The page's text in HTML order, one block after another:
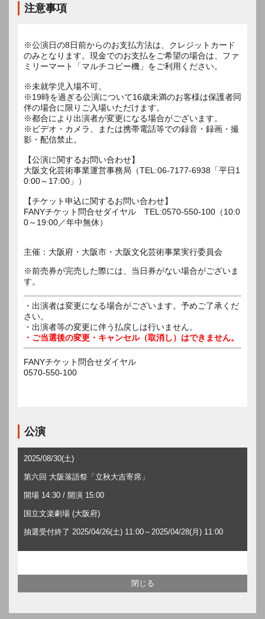
注意事項
※公演日の8日前からのお支払方法は、クレジットカード
のみとなります。現金でのお支払をご希望の場合は、ファ
ミリーマート「マルチコピー機」をご利用ください。
※未就学児入場不可。
※19時を過ぎる公演について16歳未満のお客様は保護者同
伴の場合に限りご入場いただけます。
※都合により出演者が変更になる場合がございます。
※ビデオ・カメラ、または携帯電話等での録音・録画・撮
影・配信禁止。
【公演に関するお問い合わせ】
大阪文化芸術事業運営事務局（TEL:06-7177-6938「平日1
0:00～17:00」）
【チケット申込に関するお問い合わせ】
FANYチケット問合せダイヤル TEL:0570-550-100（10:0
0～19:00／年中無休）
主催：大阪府・大阪市・大阪文化芸術事業実行委員会
※前売券が完売した際には、当日券がない場合がございま
す。
・出演者は変更になる場合がございます。予めご了承くだ
さい。
・出演者等の変更に伴う払戻しは行いません。
・ご当選後の変更・キャンセル（取消し）はできません。
FANYチケット問合せダイヤル
0570-550-100
公演
2025/08/30(土)
第六回 大阪落語祭「立秋大吉寄席」
開場 14:30 / 開演 15:00
国立文楽劇場 (大阪府)
抽選受付終了 2025/04/26(土) 11:00～2025/04/28(月) 11:00